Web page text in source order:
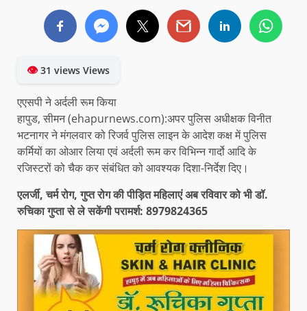
👁31 views Views
एएसपी ने अर्दली रूम किया
हापुड, सीमन (ehapurnews.com):अपर पुलिस अधीक्षक विनीत
भटनागर ने मंगलवार को रिजर्व पुलिस लाइन के आदेश कक्ष में पुलिस
कर्मियों का ओआर लिया एवं अर्दली रूम कर विभिन्न गार्दो आदि के
रजिस्टरों को चैक कर संबंधित को आवश्यक दिशा-निर्देश दिए।
एलर्जी, चर्म रोग, गुप्त रोग की पीड़ित महिलाएं अब रविवार को भी डॉ.
रुचिका गुप्ता से ले सकेंगी परामर्श: 8979824365